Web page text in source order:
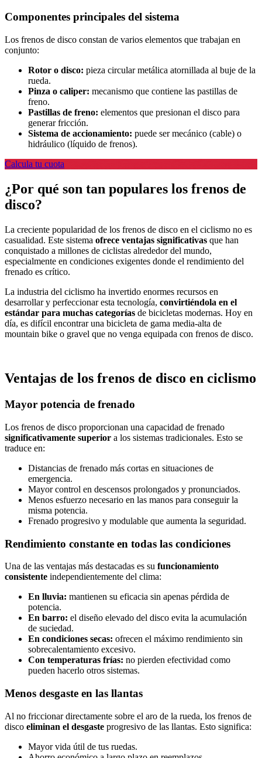
Componentes principales del sistema
Los frenos de disco constan de varios elementos que trabajan en
conjunto:
Rotor o disco: pieza circular metálica atornillada al buje de la
rueda.
Pinza o caliper: mecanismo que contiene las pastillas de
freno.
Pastillas de freno: elementos que presionan el disco para
generar fricción.
Sistema de accionamiento: puede ser mecánico (cable) o
hidráulico (líquido de frenos).
Calcula tu cuota
¿Por qué son tan populares los frenos de
disco?
La creciente popularidad de los frenos de disco en el ciclismo no es
casualidad. Este sistema ofrece ventajas significativas que han
conquistado a millones de ciclistas alrededor del mundo,
especialmente en condiciones exigentes donde el rendimiento del
frenado es crítico.
La industria del ciclismo ha invertido enormes recursos en
desarrollar y perfeccionar esta tecnología, convirtiéndola en el
estándar para muchas categorías de bicicletas modernas. Hoy en
día, es difícil encontrar una bicicleta de gama media-alta de
mountain bike o gravel que no venga equipada con frenos de disco.
Ventajas de los frenos de disco en ciclismo
Mayor potencia de frenado
Los frenos de disco proporcionan una capacidad de frenado
significativamente superior a los sistemas tradicionales. Esto se
traduce en:
Distancias de frenado más cortas en situaciones de
emergencia.
Mayor control en descensos prolongados y pronunciados.
Menos esfuerzo necesario en las manos para conseguir la
misma potencia.
Frenado progresivo y modulable que aumenta la seguridad.
Rendimiento constante en todas las condiciones
Una de las ventajas más destacadas es su funcionamiento
consistente independientemente del clima:
En lluvia: mantienen su eficacia sin apenas pérdida de
potencia.
En barro: el diseño elevado del disco evita la acumulación
de suciedad.
En condiciones secas: ofrecen el máximo rendimiento sin
sobrecalentamiento excesivo.
Con temperaturas frías: no pierden efectividad como
pueden hacerlo otros sistemas.
Menos desgaste en las llantas
Al no friccionar directamente sobre el aro de la rueda, los frenos de
disco eliminan el desgaste progresivo de las llantas. Esto significa:
Mayor vida útil de tus ruedas.